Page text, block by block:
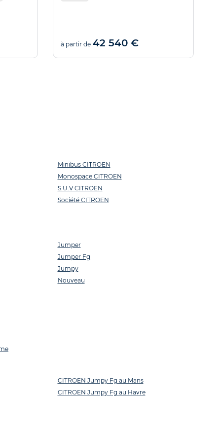
à partir de 42 540 €
Minibus CITROEN
Monospace CITROEN
S.U.V CITROEN
Société CITROEN
Jumper
Jumper Fg
Jumpy
Nouveau
CITROEN Jumpy Fg au Mans
CITROEN Jumpy Fg au Havre